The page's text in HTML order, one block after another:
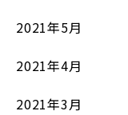
2021年5月
2021年4月
2021年3月